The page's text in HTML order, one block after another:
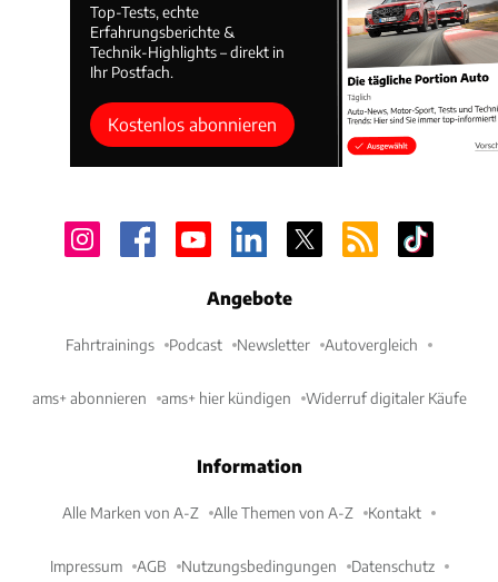
Top-Tests, echte
Erfahrungsberichte &
Technik-Highlights – direkt in
Ihr Postfach.
Kostenlos abonnieren
Angebote
Fahrtrainings Podcast Newsletter Autovergleich
ams+ abonnieren ams+ hier kündigen Widerruf digitaler Käufe
Information
Alle Marken von A-Z Alle Themen von A-Z Kontakt
Impressum AGB Nutzungsbedingungen Datenschutz